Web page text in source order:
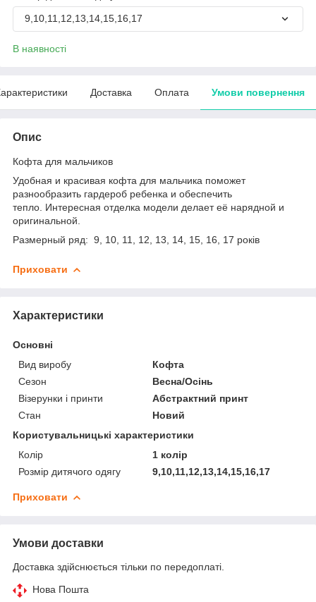
9,10,11,12,13,14,15,16,17
В наявності
Доставка Оплата Умови повернення
Опис
Кофта для мальчиков
Удобная и красивая кофта для мальчика поможет
разнообразить гардероб ребенка и обеспечить
тепло. Интересная отделка модели делает её нарядной и
оригинальной.
Размерный ряд: 9, 10, 11, 12, 13, 14, 15, 16, 17 років
Приховати
Характеристики
Основні
Вид виробу
Кофта
Сезон
Весна/Осінь
Візерунки і принти
Абстрактний принт
Стан
Новий
Користувальницькі характеристики
Колір
1 колір
Розмір дитячого одягу
9,10,11,12,13,14,15,16,17
Приховати
Умови доставки
Доставка здійснюється тільки по передоплаті.
Нова Пошта